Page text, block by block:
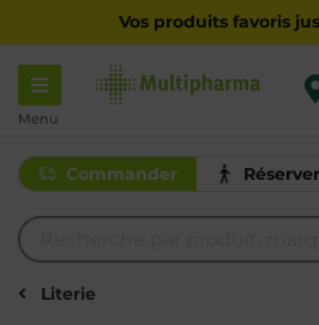
Vos produits favoris
Menu
Commander Réserver
Literie